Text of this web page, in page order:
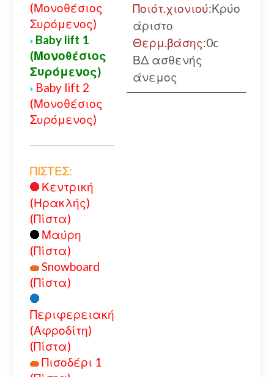
(Μονοθέσιος
Συρόμενος)
Baby lift 1
(Μονοθέσιος
Συρόμενος)
Baby lift 2
(Μονοθέσιος
Συρόμενος)
ΠΙΣΤΕΣ:
Κεντρική
(Ηρακλής)
(Πίστα)
Μαύρη
(Πίστα)
Snowboard
(Πίστα)
Περιφερειακή
(Αφροδίτη)
(Πίστα)
Πισοδέρι 1
Ποιότ.χιονιού:Κρύο
άριστο
Θερμ.βάσης:0c
ΒΔ ασθενής
άνεμος